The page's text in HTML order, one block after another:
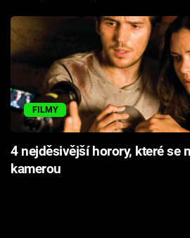
FILMY
4 nejděsivější horory, které se
kamerou